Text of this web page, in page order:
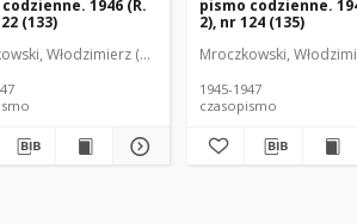
1946 (R.
(133)
Włodzimierz (1902-1971). Redaktor
pismo codzienne.
2), nr 124 (135)
Mroczkowski,
1945-1947
czasopismo